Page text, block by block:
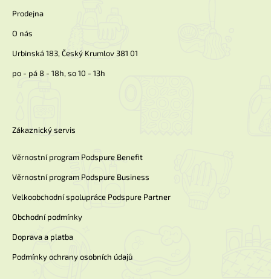
Prodejna
O nás
Urbinská 183, Český Krumlov 381 01
po - pá 8 - 18h, so 10 - 13h
Zákaznický servis
Věrnostní program Podspure Benefit
Věrnostní program Podspure Business
Velkoobchodní spolupráce Podspure Partner
Obchodní podmínky
Doprava a platba
Podmínky ochrany osobních údajů